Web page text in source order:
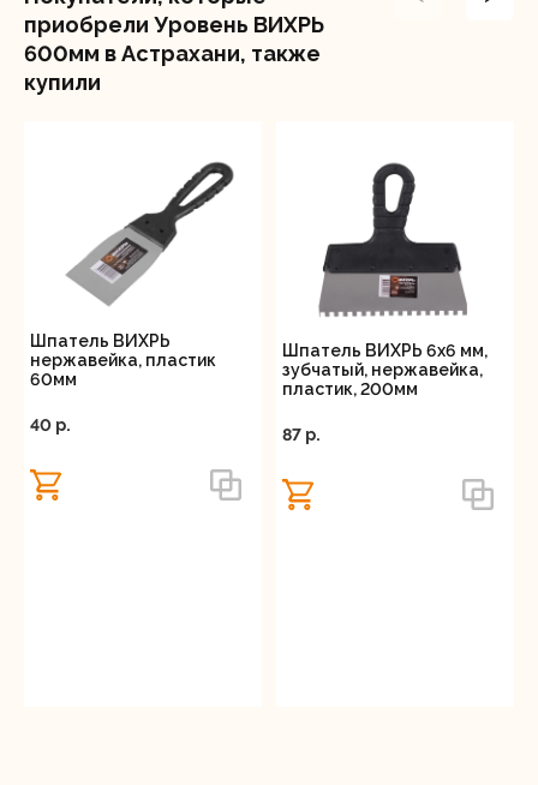
приобрели Уровень ВИХРЬ
600мм в Астрахани, также
купили
Шпатель ВИХРЬ
нержавейка, пластик
60мм
40 p.
Шпатель ВИХРЬ 6х6 мм,
зубчатый, нержавейка,
пластик, 200мм
87 p.